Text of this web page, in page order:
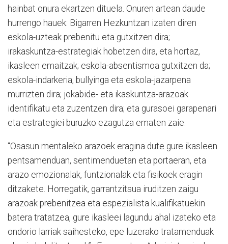
hainbat onura ekartzen dituela. Onuren artean daude
hurrengo hauek: Bigarren Hezkuntzan izaten diren
eskola-uzteak prebenitu eta gutxitzen dira;
irakaskuntza-estrategiak hobetzen dira, eta hortaz,
ikasleen emaitzak; eskola-absentismoa gutxitzen da;
eskola-indarkeria, bullyinga eta eskola-jazarpena
murrizten dira; jokabide- eta ikaskuntza-arazoak
identifikatu eta zuzentzen dira; eta gurasoei garapenari
eta estrategiei buruzko ezagutza ematen zaie.
“Osasun mentaleko arazoek eragina dute gure ikasleen
pentsamenduan, sentimenduetan eta portaeran, eta
arazo emozionalak, funtzionalak eta fisikoek eragin
ditzakete. Horregatik, garrantzitsua iruditzen zaigu
arazoak prebenitzea eta espezialista kualifikatuekin
batera tratatzea, gure ikasleei lagundu ahal izateko eta
ondorio larriak saihesteko, epe luzerako tratamenduak